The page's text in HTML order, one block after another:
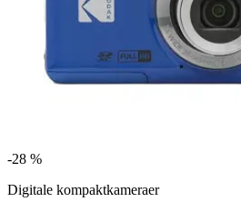
-28 %
Digitale kompaktkameraer